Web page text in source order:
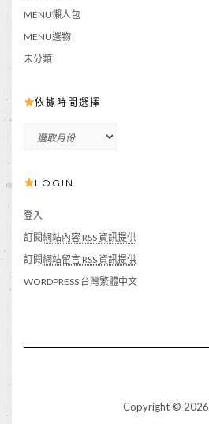
MENU懶人包
MENU選物
未分類
依據時間選擇
間
擇
LOGIN
登入
訂閱網站內容 RSS 資訊提供
訂閱網站留言 RSS 資訊提供
WORDPRESS 台灣繁體中文
Copyright © 2026